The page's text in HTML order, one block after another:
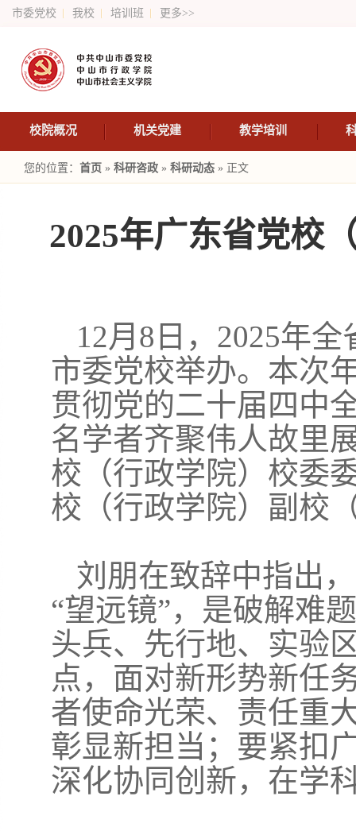
市委党校 我校 培训班 更多>>
校院概况 机关党建 教学培训
您的位置： 首页 » 科研咨政 » 科研动态 » 正文
2025年广东省党校
12月8日，2025年
市委党校举办。本次
贯彻党的二十届四中
名学者齐聚伟人故里
校（行政学院）校委
校（行政学院）副校
刘朋在致辞中指出
“望远镜”，是破解难
头兵、先行地、实验
点，面对新形势新任
者使命光荣、责任重
彰显新担当；要紧扣
深化协同创新，在学